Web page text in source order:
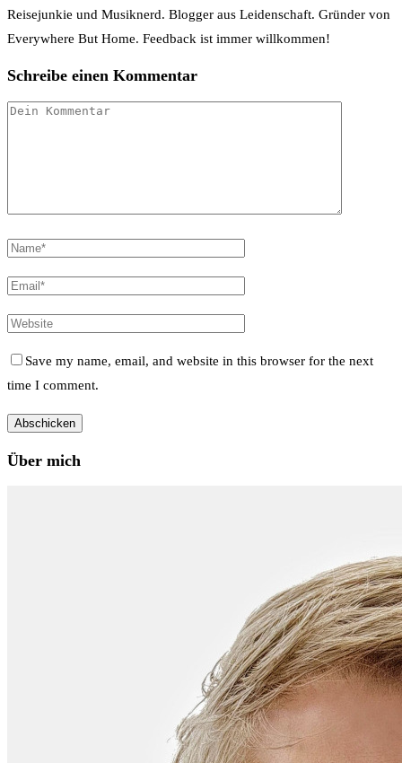
Reisejunkie und Musiknerd. Blogger aus Leidenschaft. Gründer von
Everywhere But Home. Feedback ist immer willkommen!
Schreibe einen Kommentar
Save my name, email, and website in this browser for the next
time I comment.
Über mich